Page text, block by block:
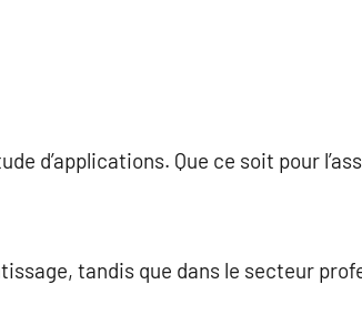
d’applications. Que ce soit pour
tandis que dans le secteur